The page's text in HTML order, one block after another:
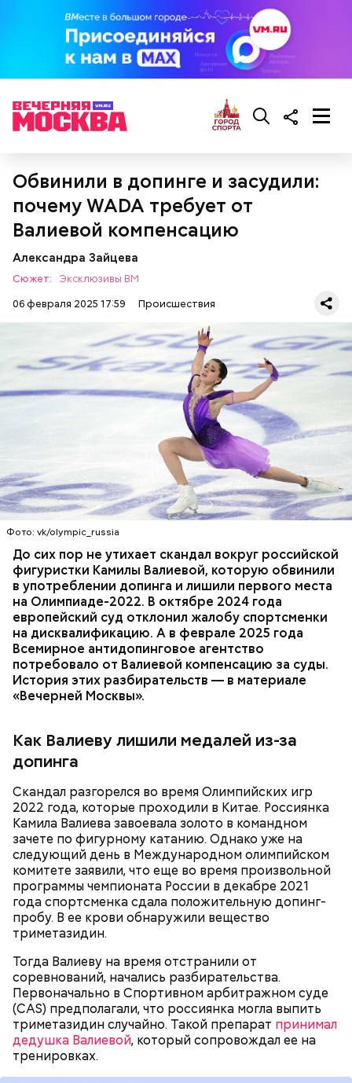
Обвинили в допинге и засудили:
почему WADA требует от
Валиевой компенсацию
Александра Зайцева
Сюжет:
Эксклюзивы ВМ
06 февраля 2025 17:59
Происшествия
Фото: vk/olympic_russia
До сих пор не утихает скандал вокруг российской
фигуристки Камилы Валиевой, которую обвинили
в употреблении допинга и лишили первого места
на Олимпиаде-2022. В октябре 2024 года
европейский суд отклонил жалобу спортсменки
на дисквалификацию. А в феврале 2025 года
Всемирное антидопинговое агентство
потребовало от Валиевой компенсацию за суды.
История этих разбирательств — в материале
«Вечерней Москвы».
Как Валиеву лишили медалей из-за
допинга
Скандал разгорелся во время Олимпийских игр
2022 года, которые проходили в Китае. Россиянка
Камила Валиева завоевала золото в командном
зачете по фигурному катанию. Однако уже на
следующий день в Международном олимпийском
комитете заявили, что еще во время произвольной
программы чемпионата России в декабре 2021
года спортсменка сдала положительную допинг-
пробу. В ее крови обнаружили вещество
триметазидин.
Тогда Валиеву на время отстранили от
соревнований, начались разбирательства.
Первоначально в Спортивном арбитражном суде
(CAS) предполагали, что россиянка могла выпить
триметазидин случайно. Такой препарат принимал
дедушка Валиевой, который сопровождал ее на
тренировках.
В детстве Миссюра был тихим ребенком, что не
ребенка за робость и нерешительность. Мужчина
даже водил мальчика к старцам и нанимал для него
«духовных наставников», один из которых был
родом из Греции и не знал русского языка. Еще
отчиму не нравились девушки Миссюры, он считал
их «людьми не его уровня». Со своей последней
избранницей молодой человек планировал
пожениться и завести детей.
Позднее Миссюра рассказывал, что травил отчима
из мести, но не планировал его убивать. Теперь же
влияет на ход расследования с помощью денег и
связей, препятствует общению пасынка с матерью.
Одним из своих самых близких людей Миссюра
считал младшую сестру, которую тоже травил. Он
гордился, что подсказал родителям имя для
малышки, когда та появилась на свет. По словам
брата, когда девочка подросла, отчим стал
вымещать на ней свою агрессию. Также Миссюра
очень тепло отзывается о своем приятеле
Константине, отрицает причастность к его смерти
и говорит, что следователи «пытаются
осквернить» их дружбу.
Миссюра планировал заняться
паломничеством
Миссюра постоянно путался в показаниях.
Например, сначала он обвинял в отравлении друга
«недоброжелателей», потом признал вину, а еще
через некоторое время назвал смерть приятеля
случайностью. В январе 2026 года он извинился